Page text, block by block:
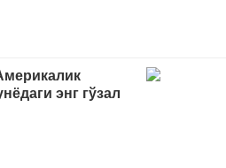
энг гўзал